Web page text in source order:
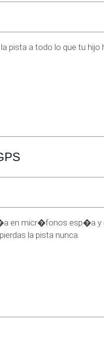
pista a todo lo que tu
en micr�fonos esp�a y
la pista nunca.